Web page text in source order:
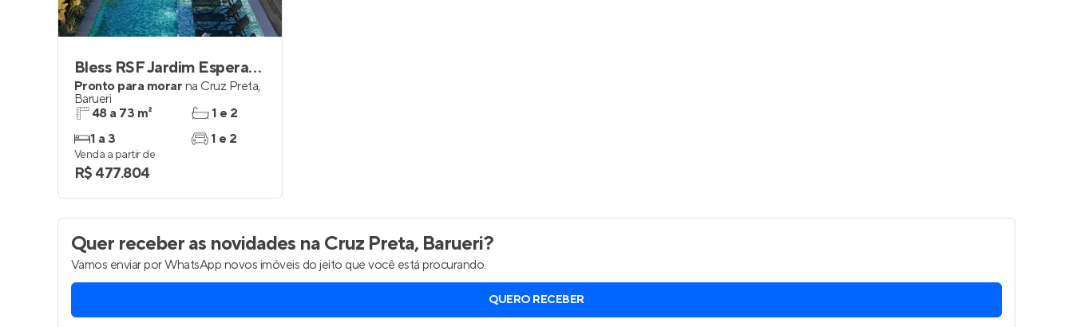
Bless RSF Jardim Esperança
Pronto para morar na Cruz Preta,
Barueri
48 a 73 m²
1 a 3
1 e 2
1 e 2
Venda a partir de
R$ 477.804
Quer receber as novidades na Cruz Preta, Barueri?
Vamos enviar por WhatsApp novos imóveis do jeito que você está procurando.
QUERO RECEBER